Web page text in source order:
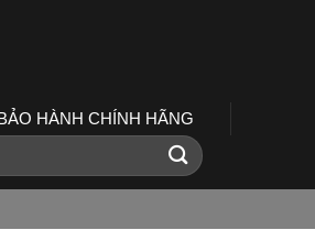
HÀNH CHÍNH HÃNG